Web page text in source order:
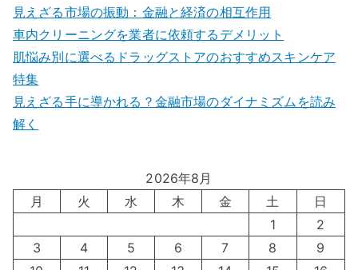
見えざる市場の振動：金融と経済の相互作用
車内クリーニングを業者に依頼するデメリット
肌悩み別に選べるドラッグストアのおすすめスキンケア
特集
見えざる手に導かれる？金融市場のダイナミズムを読み
解く
2026年8月
月
火 水 木 金 土
日
1
2
3
4 5 6 7 8
9